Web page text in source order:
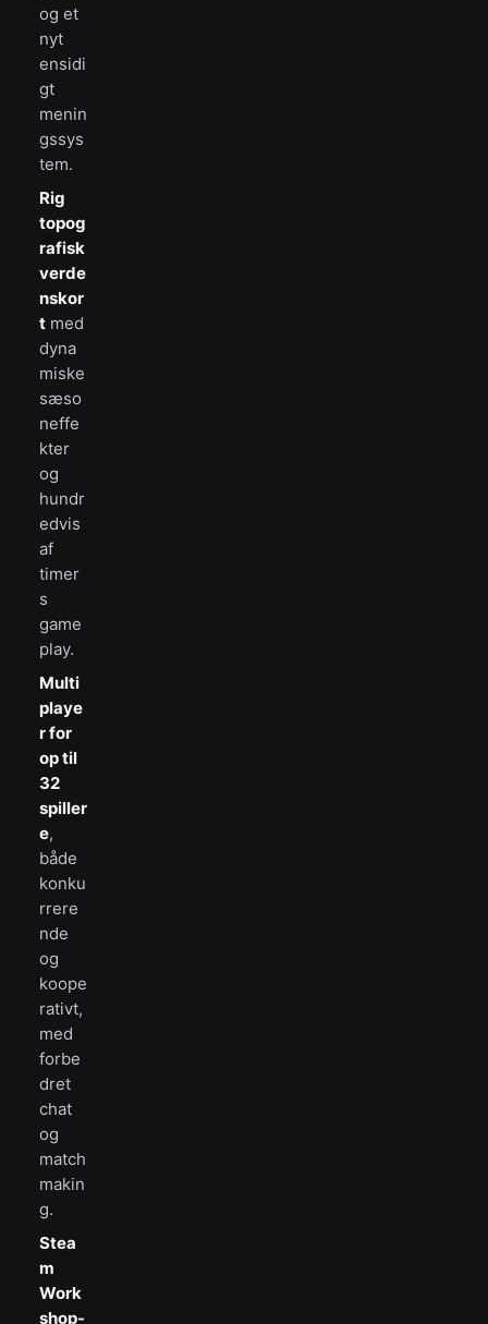
og et
nyt
ensidi
gt
menin
gssys
tem.
Rig
topog
rafisk
verde
nskor
t med
dyna
miske
sæso
neffe
kter
og
hundr
edvis
af
timer
s
game
play.
Multi
playe
r for
op til
32
spiller
e,
både
konku
rrere
nde
og
koope
rativt,
med
forbe
dret
chat
og
match
makin
g.
Stea
m
Work
shop-